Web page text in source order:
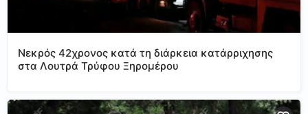
Νεκρός 42χρονος κατά τη διάρκεια κατάρριχησης
στα Λουτρά Τρύφου Ξηρομέρου